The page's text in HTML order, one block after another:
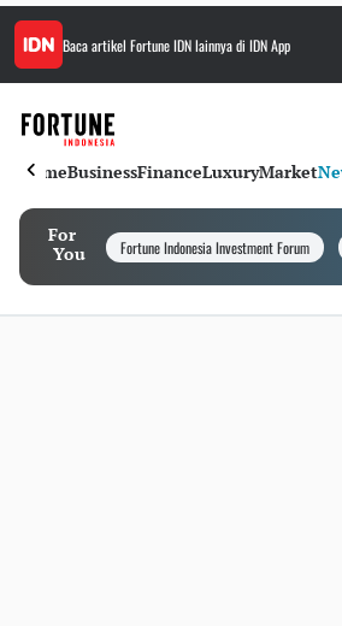
Baca artikel Fortune IDNlainnya di IDN App
HomeBusinessFinanceLuxuryMarket
For
You
Fortune Indonesia Investment Forum